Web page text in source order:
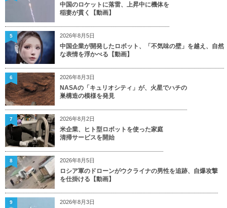
中国のロケットに落雷、上昇中に機体を
稲妻が貫く【動画】
2026年8月5日
中国企業が開発したロボット、「不気味の壁」を越え、自然
な表情を浮かべる【動画】
5
2026年8月3日
NASAの「キュリオシティ」が、火星でハチの
巣構造の模様を発見
6
2026年8月2日
米企業、ヒト型ロボットを使った家庭
清掃サービスを開始
7
2026年8月5日
ロシア軍のドローンがウクライナの男性を追跡、自爆攻撃
を仕掛ける【動画】
8
2026年8月3日
9